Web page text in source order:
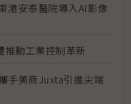
港安泰醫院導入AI影像
推動工業控制革新
手美商Juxta引進尖端